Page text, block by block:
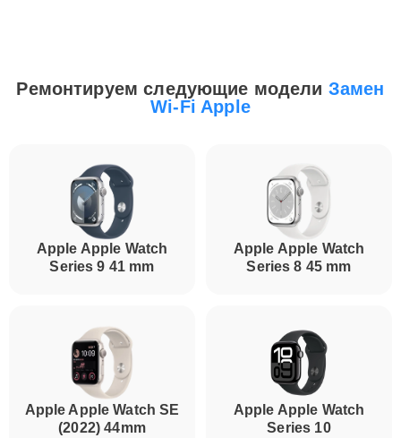
Ремонтируем следующие модели Замен
Wi-Fi Apple
Apple Apple Watch
Series 9 41 mm
Apple Apple Watch
Series 8 45 mm
Apple Apple Watch SE
(2022) 44mm
Apple Apple Watch
Series 10